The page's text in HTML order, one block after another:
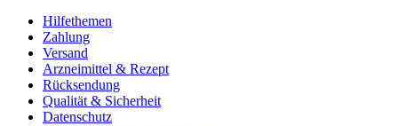
Hilfethemen
Zahlung
Versand
Arzneimittel & Rezept
Rücksendung
Qualität & Sicherheit
Datenschutz